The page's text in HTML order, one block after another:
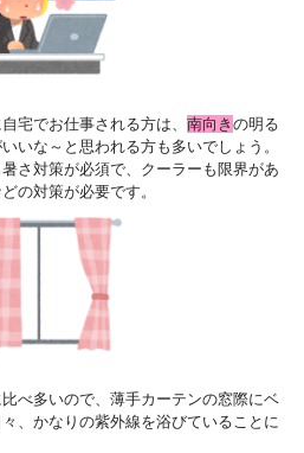
宅でお仕事される方は、南向きの明る
いな～と思われる方も多いでしょう。
さ対策が必須で、クーラーも限界があ
の対策が必要です。
べ多いので、薄手カーテンの窓際にベ
、かなりの紫外線を浴びていることに